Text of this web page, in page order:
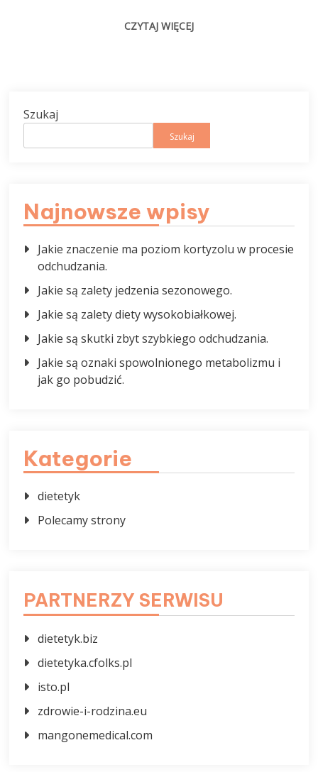
CZYTAJ WIĘCEJ
Szukaj
Szukaj
Najnowsze wpisy
Jakie znaczenie ma poziom kortyzolu w procesie
odchudzania.
Jakie są zalety jedzenia sezonowego.
Jakie są zalety diety wysokobiałkowej.
Jakie są skutki zbyt szybkiego odchudzania.
Jakie są oznaki spowolnionego metabolizmu i
jak go pobudzić.
Kategorie
dietetyk
Polecamy strony
PARTNERZY SERWISU
dietetyk.biz
dietetyka.cfolks.pl
isto.pl
zdrowie-i-rodzina.eu
mangonemedical.com